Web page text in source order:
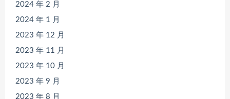
2024 年 2 月
2024 年 1 月
2023 年 12 月
2023 年 11 月
2023 年 10 月
2023 年 9 月
2023 年 8 月